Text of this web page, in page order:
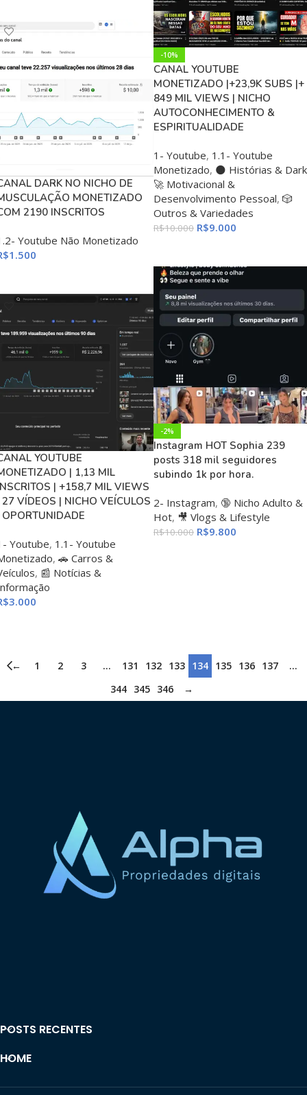
-10%
CANAL YOUTUBE
MONETIZADO |+23,9K SUBS |+
849 MIL VIEWS | NICHO
AUTOCONHECIMENTO &
ESPIRITUALIDADE
1- Youtube, 1.1- Youtube
Monetizado, 🌑 Histórias & Dark
🚀 Motivacional &
Desenvolvimento Pessoal, 🎲
Outros & Variedades
R$10.000 R$9.000
DARK NO NICHO DE
MONETIZADO
2190 INSCRITOS
Youtube Não Monetizado
1.500
-2%
Instagram HOT Sophia 239
posts 318 mil seguidores
subindo 1k por hora.
2- Instagram, 🔞 Nicho Adulto &
Hot, 🎥 Vlogs & Lifestyle
R$10.000 R$9.800
YOUTUBE
| 1,13 MIL
| +158,7 MIL VIEWS
VÍDEOS | NICHO VEÍCULOS
Youtube, 1.1- Youtube
, 🚗 Carros &
, 📰 Notícias &
3.000
← 1 2 3 … 131 132 133 134 135 136 137
…
344 345 346 →
POSTS RECENTES
HOME